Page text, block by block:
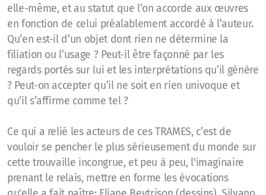
elle-même, et au statut que l’on accorde aux œuvres
en fonction de celui préalablement accordé à l’auteur.
Qu’en est-il d’un objet dont rien ne détermine la
filiation ou l’usage ? Peut-il être façonné par les
regards portés sur lui et les interprétations qu’il génère
? Peut-on accepter qu’il ne soit en rien univoque et
qu’il s’affirme comme tel ?
Ce qui a relié les acteurs de ces TRAMES, c’est de
vouloir se pencher le plus sérieusement du monde sur
cette trouvaille incongrue, et peu à peu, l'imaginaire
prenant le relais, mettre en forme les évocations